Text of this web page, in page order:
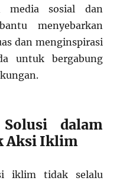
media sosial dan
menyebarkan
dan menginspirasi
untuk bergabung
dalam
Aksi Iklim
iklim tidak selalu